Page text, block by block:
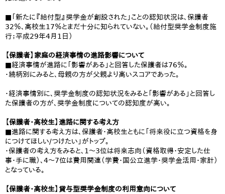
■「新たに『給付型』奨学金が創設された」ことの認知状況は、保護者
32％、高校生17％とまだ十分に知られていない。（給付型奨学金制度施
行；平成29年4月1日）
【保護者】家庭の経済事情の進路影響について
■経済事情が進路に「影響がある」と回答した保護者は76％。
・続柄別にみると、母親の方が父親より高いスコアであった。
・経済事情別に、奨学金制度の認知状況をみると「影響がある」と回答し
た保護者の方が、奨学金制度についての認知度が高い。
【保護者・高校生】進路に関する考え方
■進路に関する考え方は、保護者・高校生ともに「将来役に立つ資格を身
につけてほしい/つけたい」がトップ。
・保護者の考え方をみると、1～3位は将来志向（資格取得・安定した仕
事・手に職）、4～7位は費用関連（学費・国公立進学・奨学金活用・家計）
となっている。
【保護者・高校生】貸与型奨学金制度の利用意向について